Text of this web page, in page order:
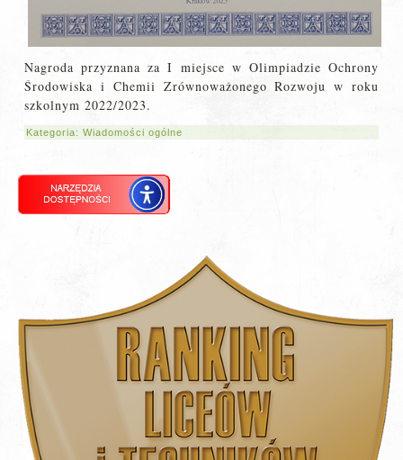
Nagroda przyznana za I miejsce w Olimpiadzie Ochrony
Środowiska i Chemii Zrównoważonego Rozwoju w roku
szkolnym 2022/2023.
Kategoria:Wiadomości ogólne